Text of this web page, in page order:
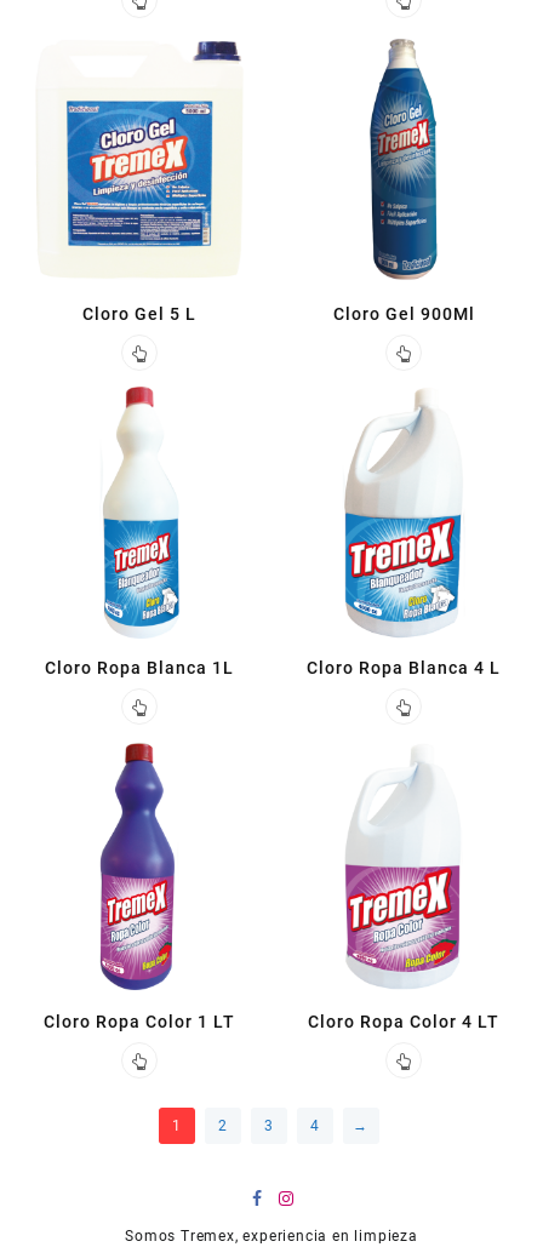
Cloro Gel 5 L Cloro Gel 900Ml
Cloro Ropa Blanca 1L Cloro Ropa Blanca 4 L
Cloro Ropa Color 1 LT Cloro Ropa Color 4 LT
1 2 3 4 →
Somos Tremex, experiencia en limpieza